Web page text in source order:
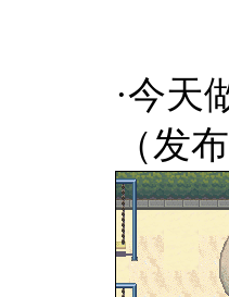
·今天
（发